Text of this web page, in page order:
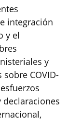
integración
y el
y
COVID-